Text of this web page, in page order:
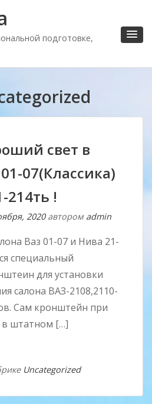
подготовке,
свет в
07(Классика)
214ть !
2020автором admin
Ваз 01-07 и Нива 21-
специальный
для установки
салона ВАЗ-2108,2110-
Сам кронштейн при
в штатном […]
Uncategorized